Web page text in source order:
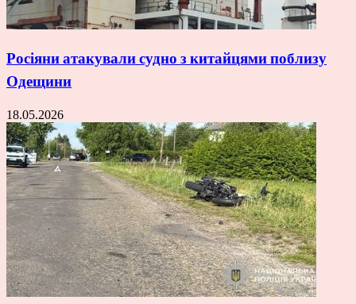
Росіяни атакували судно з китайцями поблизу
Одещини
18.05.2026